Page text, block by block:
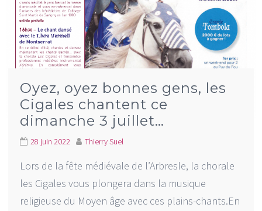
Oyez, oyez bonnes gens, les
Cigales chantent ce
dimanche 3 juillet…
28 juin 2022 Thierry Suel
Lors de la fête médiévale de l’Arbresle, la chorale
les Cigales vous plongera dans la musique
religieuse du Moyen âge avec ces plains-chants.En